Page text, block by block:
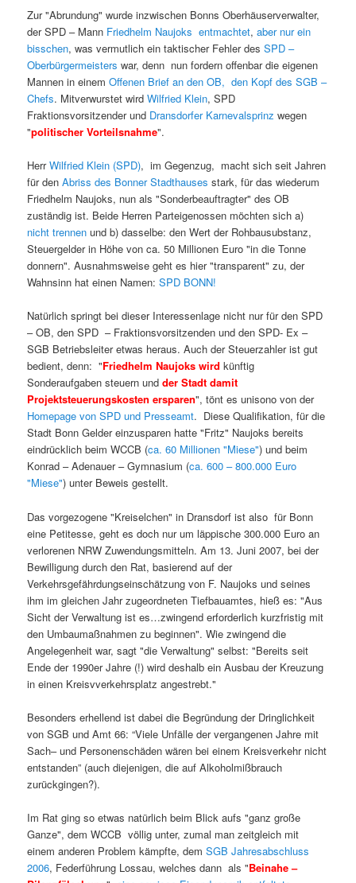
Zur "Abrundung" wurde inzwischen Bonns Oberhäuserverwalter,
der SPD – Mann Friedhelm Naujoks entmachtet,aber nur ein
bisschen, was vermutlich ein taktischer Fehler des SPD –
Oberbürgermeisters war, denn nun fordern offenbar die eigenen
Mannen in einemOffenen Brief an den OB, den Kopf des SGB –
Chefs. Mitverwurstet wirdWilfried Klein, SPD
Fraktionsvorsitzender und Dransdorfer Karnevalsprinzwegen
"politischer Vorteilsnahme".
HerrWilfried Klein (SPD), im Gegenzug, macht sich seit Jahren
für denAbriss des Bonner Stadthausesstark, für das wiederum
Friedhelm Naujoks, nun als "Sonderbeauftragter" des OB
zuständig ist. Beide Herren Parteigenossen möchten sich a)
nicht trennen und b) dasselbe: den Wert der Rohbausubstanz,
Steuergelder in Höhe von ca. 50 Millionen Euro "in die Tonne
donnern". Ausnahmsweise geht es hier "transparent" zu, der
Wahnsinn hat einen Namen:SPD BONN!
Natürlich springt bei dieser Interessenlage nicht nur für den SPD
– OB, den SPD – Fraktionsvorsitzenden und den SPD- Ex –
SGB Betriebsleiter etwas heraus. Auch der Steuerzahler ist gut
bedient, denn: "Friedhelm Naujoks wird künftig
Sonderaufgaben steuern undder Stadt damit
Projektsteuerungskosten ersparen", tönt es unisono von der
Homepage von SPD und Presseamt. Diese Qualifikation, für die
Stadt Bonn Gelder einzusparen hatte "Fritz" Naujoks bereits
eindrücklich beim WCCB (ca. 60 Millionen "Miese") und beim
Konrad – Adenauer – Gymnasium (ca. 600 – 800.000 Euro
"Miese") unter Beweis gestellt.
Das vorgezogene "Kreiselchen" in Dransdorf ist also für Bonn
eine Petitesse, geht es doch nur um läppische 300.000 Euro an
verlorenen NRW Zuwendungsmitteln. Am 13. Juni 2007, bei der
Bewilligung durch den Rat, basierend auf der
Verkehrsgefährdungseinschätzung von F. Naujoks und seines
ihm im gleichen Jahr zugeordneten Tiefbauamtes, hieß es: "Aus
Sicht der Verwaltung ist es…zwingend erforderlich kurzfristig mit
den Umbaumaßnahmen zu beginnen". Wie zwingend die
Angelegenheit war, sagt "die Verwaltung" selbst: "Bereits seit
Ende der 1990er Jahre (!) wird deshalb ein Ausbau der Kreuzung
in einen Kreisvverkehrsplatz angestrebt."
Besonders erhellend ist dabei die Begründung der Dringlichkeit
von SGB und Amt 66: “Viele Unfälle der vergangenen Jahre mit
Sach– und Personenschäden wären bei einem Kreisverkehr nicht
entstanden” (auch diejenigen, die auf Alkoholmißbrauch
zurückgingen?).
Im Rat ging so etwas natürlich beim Blick aufs "ganz große
Ganze", dem WCCB völlig unter, zumal man zeitgleich mit
einem anderen Problem kämpfte, demSGB Jahresabschluss
2006, Federführung Lossau, welches dann als "Beinahe –